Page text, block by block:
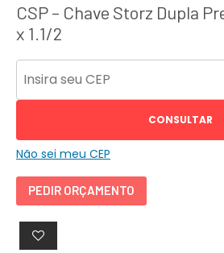
CSP – Chave Storz Dupla
x 1.1/2
CONSULTAR
Não sei meu CEP
PEDIR ORÇAMENTO